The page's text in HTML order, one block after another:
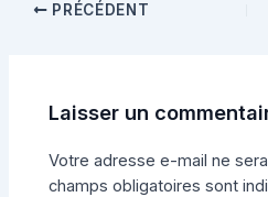
PRÉCÉDENT
Laisser un
Votre adresse e-mail ne
champs obligatoires sont